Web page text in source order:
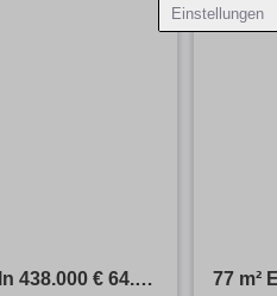
Einstellungen
438.000 € 64.6
77 m²